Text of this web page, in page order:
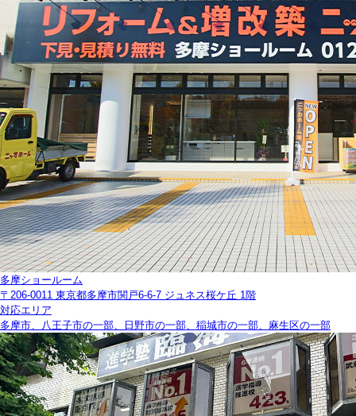
多摩ショールーム
〒206-0011 東京都多摩市関戸6-6-7 ジュネス桜ケ丘 1階
対応エリア
多摩市、八王子市の一部、日野市の一部、稲城市の一部、麻生区の一部